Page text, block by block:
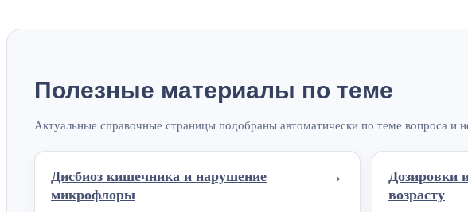
Полезные материалы по теме
Актуальные справочные страницы подобраны автоматически по теме вопроса и
Дисбиоз кишечника и нарушение
микрофлоры
→
Дозировки
возрасту